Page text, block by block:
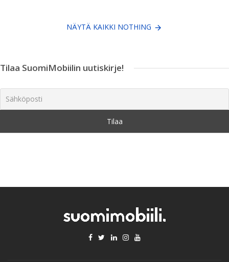
NÄYTÄ KAIKKI NOTHING
Tilaa SuomiMobiilin uutiskirje!